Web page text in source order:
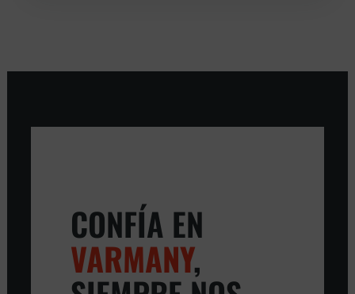
CONFÍA EN
VARMANY,